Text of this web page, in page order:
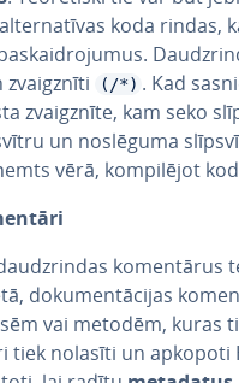
koda rindas,
(/*) . Kad
zvaigznī­te, kam seko
un noslēguma
vērā, kom­pi­lē­jot
ko­men­tā­rus
do­ku­men­tā­ci­jas
vai metodēm, kuras
tiek nolasīti un apkopoti